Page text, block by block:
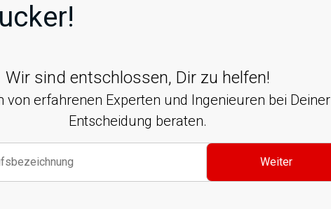
Wir sind entschlossen, Dir zu helfen!
von erfahrenen Experten und Ingenieuren bei Deiner
Entscheidung beraten.
Weiter